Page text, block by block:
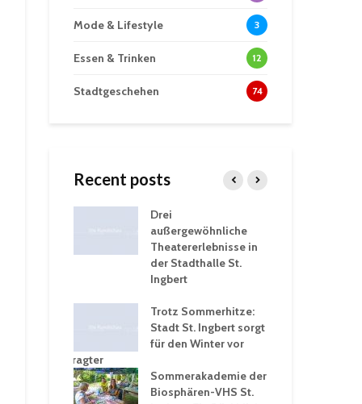
Mode & Lifestyle 3
Essen & Trinken 12
Stadtgeschehen 74
Recent posts
verschärfen
–
Drei
außergewöhnliche
Theatererlebnisse in
der Stadthalle St.
Ingbert
Trotz Sommerhitze:
Stadt St. Ingbert sorgt
für den Winter vor
Sommerakademie der
Biosphären-VHS St.